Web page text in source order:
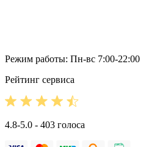
Режим работы: Пн-вс 7:00-22:00
Рейтинг сервиса
4.8-5.0 - 403 голоса